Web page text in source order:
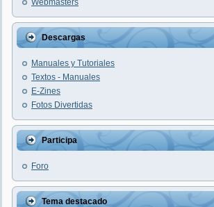
Webmasters
Descargas
Manuales y Tutoriales
Textos - Manuales
E-Zines
Fotos Divertidas
Participa
Foro
Tema destacado